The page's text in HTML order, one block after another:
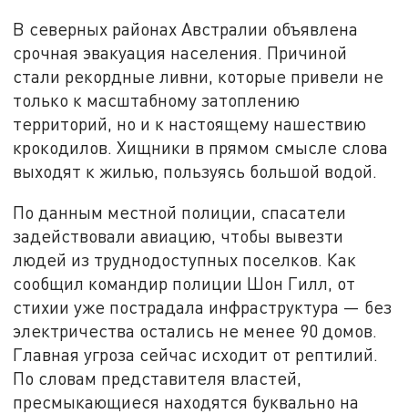
В северных районах Австралии объявлена
срочная эвакуация населения. Причиной
стали рекордные ливни, которые привели не
только к масштабному затоплению
территорий, но и к настоящему нашествию
крокодилов. Хищники в прямом смысле слова
выходят к жилью, пользуясь большой водой.
По данным местной полиции, спасатели
задействовали авиацию, чтобы вывезти
людей из труднодоступных поселков. Как
сообщил командир полиции Шон Гилл, от
стихии уже пострадала инфраструктура — без
электричества остались не менее 90 домов.
Главная угроза сейчас исходит от рептилий.
По словам представителя властей,
пресмыкающиеся находятся буквально на